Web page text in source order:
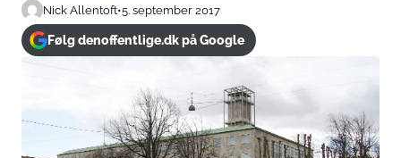
Nick Allentoft•5. september 2017
Følg denoffentlige.dk på Google